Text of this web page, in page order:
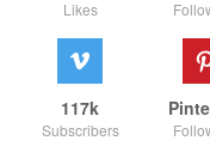
Likes
117k
Subscribers